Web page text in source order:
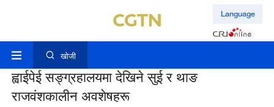
Language
खोजी
ह्वाईपेई सङ्ग्रहालयमा देखिने सुई र थाङ
राजवंशकालीन अवशेषहरू